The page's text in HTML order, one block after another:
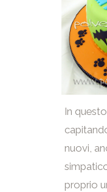
In
nuovi,
proprio